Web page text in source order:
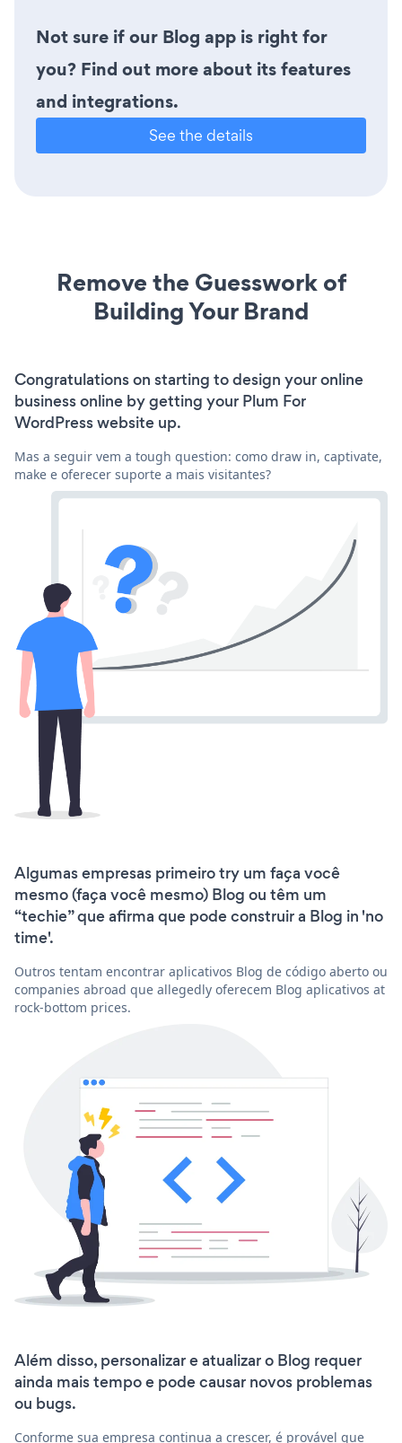
Not sure if our Blog app is right for
you? Find out more about its features
and integrations.
See the details
Remove the Guesswork of
Building Your Brand
Congratulations on starting to design your online
business online by getting your Plum For
WordPress website up.
Mas a seguir vem a tough question: como draw in, captivate,
make e oferecer suporte a mais visitantes?
Algumas empresas primeiro try um faça você
mesmo (faça você mesmo) Blog ou têm um
“techie” que afirma que pode construir a Blog in 'no
time'.
Outros tentam encontrar aplicativos Blog de código aberto ou
companies abroad que allegedly oferecem Blog aplicativos at
rock-bottom prices.
Além disso, personalizar e atualizar o Blog requer
ainda mais tempo e pode causar novos problemas
ou bugs.
Conforme sua empresa continua a crescer, é provável que